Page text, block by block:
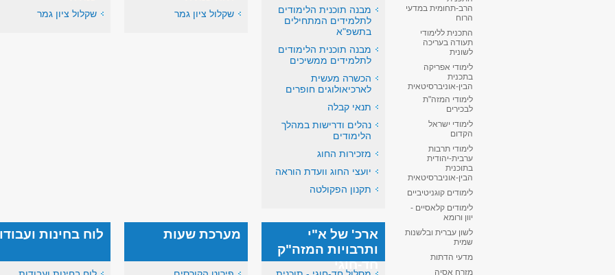
הרב-תחומית במדעי
הרוח
התכנית ללימודי
תעודה בעריכה
לשונית
לימודי אפריקה
בתכנית
הבין-אוניברסיטאית
לימודי המזה"ת
לבכירים
לימודי ישראל
הקדום
לימודי תרבות
ערבית-יהודית
בתוכנית
הבין-אוניברסיטאית
לימודים קוגניטיביים
לימודים קלאסיים -
יוון ורומא
לשון עברית ובלשנות
שמית
מדעי הדתות
מזרח אסיה
מבנה תוכנית הלימודים
לתלמידים המתחילים
בתשפ"א
מבנה תוכנית הלימודים
לתלמידים ממשיכים
הכשרה מעשית
לארכיאולוגים חופרים
תנאי קבלה
נהלים ודרישות במהלך
הלימודים
מזכירות החוג
יועצי החוג וועדת הוראה
תקנון הפקולטה
שקלול ציון גמר
שקלול ציון גמר
ארכ' של א"י
ותרבויות המזה"ק
חד-חוגי
מערכת שעות לוח בחינות